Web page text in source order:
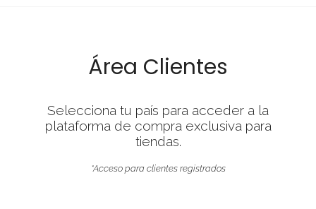
Área Clientes
Selecciona tu país para acceder a la
plataforma de compra exclusiva para
tiendas.
*Acceso para clientes registrados